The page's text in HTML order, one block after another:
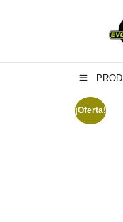
¡Oferta!